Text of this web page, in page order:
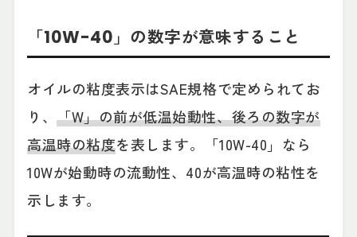
「10W-40」の数字が意味すること
オイルの粘度表示はSAE規格で定められてお
り、「W」の前が低温始動性、後ろの数字が
高温時の粘度を表します。「10W-40」なら
10Wが始動時の流動性、40が高温時の粘性を
示します。